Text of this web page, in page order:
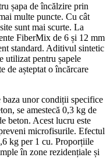
șapa de încălzire prin
multe puncte. Cu cât
sunt mai scurte. La
FiberMix de 6 și 12 mm
standard. Aditivul sintetic
utilizat pentru șapele
de așteptat o încărcare
unor condiții specifice
se amestecă 0,3 kg de
beton. Acest lucru este
microfisurile. Efectul
kg per 1 cu. Proporțiile
în zone rezidențiale și